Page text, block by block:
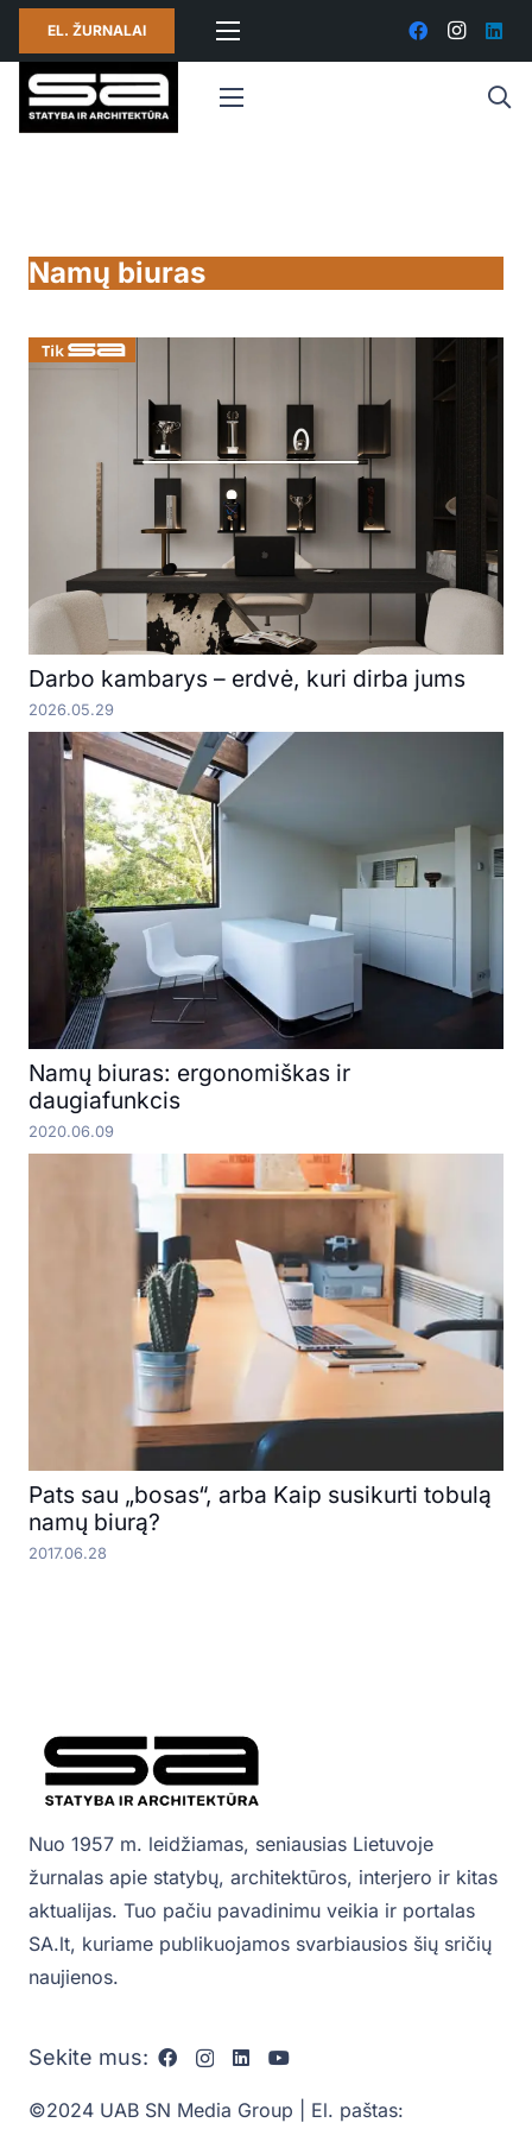
EL. ŽURNALAI
Namų biuras
Darbo kambarys – erdvė, kuri dirba jums
2026.05.29
Namų biuras: ergonomiškas ir
daugiafunkcis
2020.06.09
Pats sau „bosas“, arba Kaip susikurti tobulą
namų biurą?
2017.06.28
Nuo 1957 m. leidžiamas, seniausias Lietuvoje
žurnalas apie statybų, architektūros, interjero ir kitas
aktualijas. Tuo pačiu pavadinimu veikia ir portalas
SA.lt, kuriame publikuojamos svarbiausios šių sričių
naujienos.
Sekite mus:
©2024 UAB SN Media Group | El. paštas: